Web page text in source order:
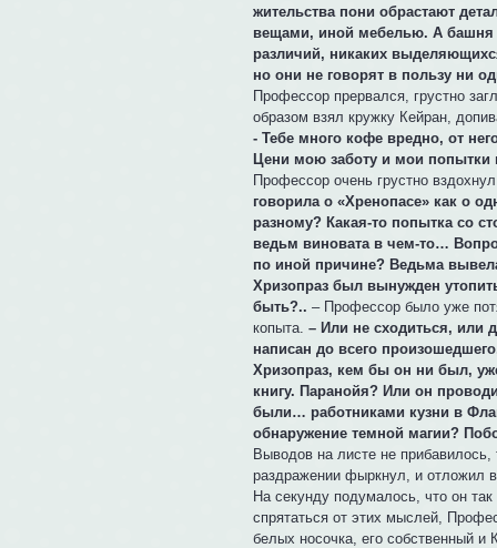
жительства пони обрастают
вещами, иной мебелью. А башня
различий, никаких
но они не говорят в пользу ни
Профессор прервался, грустно
образом взял кружку Кейран,
- Тебе много кофе вредно, от
Цени мою заботу и мои попытки
Профессор очень грустно
говорила о «Хренопасе» как о
разному? Какая-то попытка со
ведьм виновата в чем-то…
по иной причине? Ведьма
Хризопраз был вынужден
быть?.. – Профессор было уже
копыта.– Или не сходиться, или
написан до всего
Хризопраз, кем бы он ни был,
книгу. Паранойя? Или он
были… работниками кузни в
обнаружение темной магии?
Выводов на листе не
раздражении фыркнул, и отложил в
На секунду подумалось, что он
спрятаться от этих мыслей,
белых носочка, его собственный и